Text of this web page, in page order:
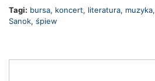
Tagi: bursa, koncert, literatura, muzyka,
Sanok, śpiew